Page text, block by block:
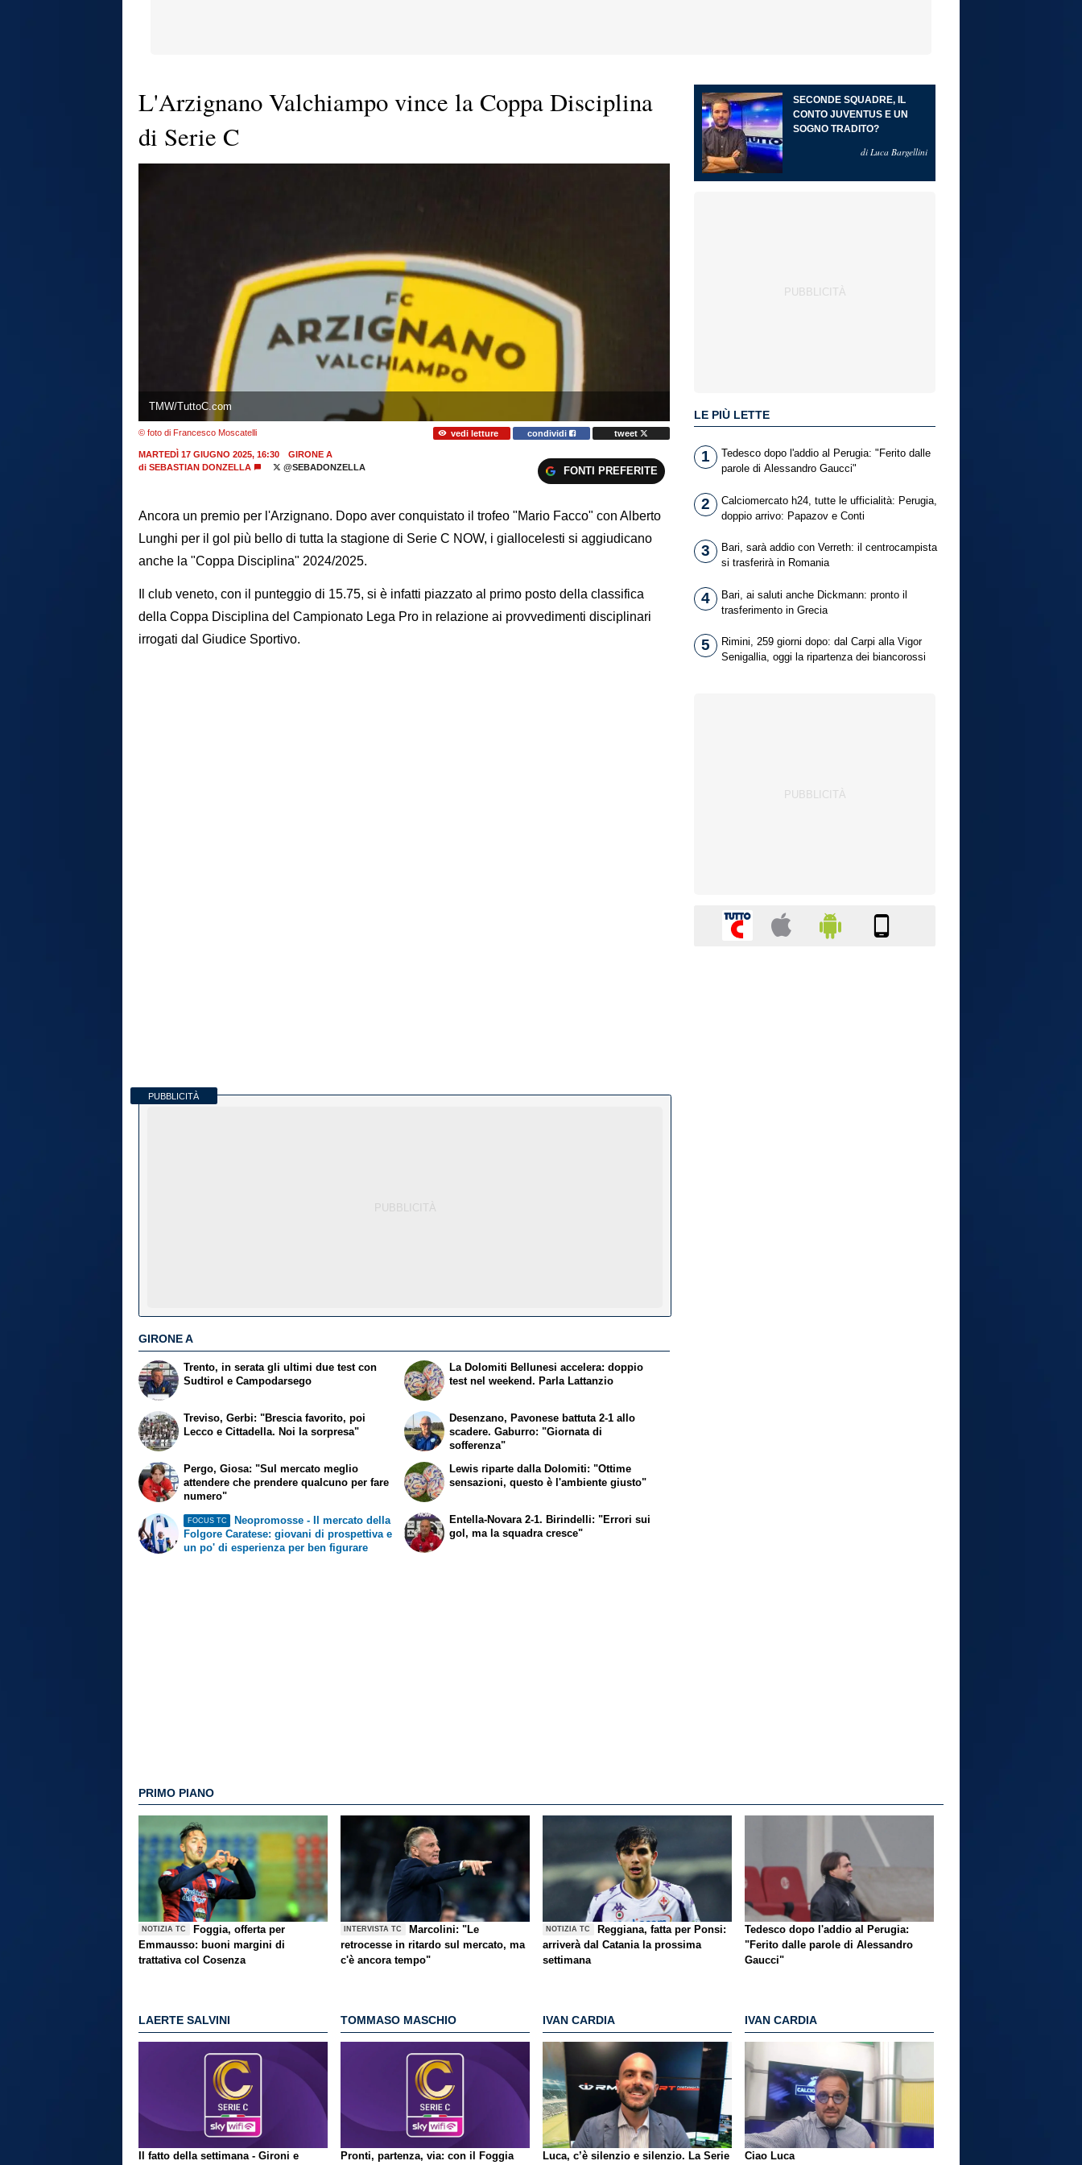
L'Arzignano Valchiampo vince la Coppa Disciplina
di Serie C
TMW/TuttoC.com
© foto di Francesco Moscatelli vedi letture condividi tweet
MARTEDÌ 17 GIUGNO 2025, 16:30
GIRONE A
di SEBASTIAN DONZELLA @SEBADONZELLA FONTI PREFERITE
Ancora un premio per l'Arzignano. Dopo aver conquistato il trofeo "Mario Facco" con Alberto
Lunghi per il gol più bello di tutta la stagione di Serie C NOW, i giallocelesti si aggiudicano
anche la "Coppa Disciplina" 2024/2025.
Il club veneto, con il punteggio di 15.75, si è infatti piazzato al primo posto della classifica
della Coppa Disciplina del Campionato Lega Pro in relazione ai provvedimenti disciplinari
irrogati dal Giudice Sportivo.
PUBBLICITÀ
GIRONE A
Trento, in serata gli ultimi due test con
Sudtirol e Campodarsego
Treviso, Gerbi: "Brescia favorito, poi
Lecco e Cittadella. Noi la sorpresa"
La Dolomiti Bellunesi accelera: doppio
test nel weekend. Parla Lattanzio
Desenzano, Pavonese battuta 2-1 allo
scadere. Gaburro: "Giornata di
sofferenza"
Pergo, Giosa: "Sul mercato meglio
attendere che prendere qualcuno per fare
numero"
FOCUS TC
Neopromosse - Il mercato della
Folgore Caratese: giovani di prospettiva e
un po' di esperienza per ben figurare
Lewis riparte dalla Dolomiti: "Ottime
sensazioni, questo è l'ambiente giusto"
Entella-Novara 2-1. Birindelli: "Errori sui
gol, ma la squadra cresce"
SECONDE SQUADRE, IL
CONTO JUVENTUS E UN
SOGNO TRADITO?
di Luca Bargellini
LE PIÙ LETTE
1
Tedesco dopo l'addio al Perugia: "Ferito dalle
parole di Alessandro Gaucci"
2
Calciomercato h24, tutte le ufficialità: Perugia,
doppio arrivo: Papazov e Conti
3
Bari, sarà addio con Verreth: il centrocampista
si trasferirà in Romania
4
Bari, ai saluti anche Dickmann: pronto il
trasferimento in Grecia
5
Rimini, 259 giorni dopo: dal Carpi alla Vigor
Senigallia, oggi la ripartenza dei biancorossi
PRIMO PIANO
NOTIZIA TC
Foggia, offerta per
Emmausso: buoni margini di
trattativa col Cosenza
INTERVISTA TC
Marcolini: "Le
retrocesse in ritardo sul mercato, ma
c'è ancora tempo"
NOTIZIA TC
Reggiana, fatta per Ponsi:
arriverà dal Catania la prossima
settimana
Tedesco dopo l'addio al Perugia:
"Ferito dalle parole di Alessandro
Gaucci"
LAERTE SALVINI
Il fatto della settimana - Gironi e
TOMMASO MASCHIO
Pronti, partenza, via: con il Foggia
IVAN CARDIA
Luca, c’è silenzio e silenzio. La Serie
IVAN CARDIA
Ciao Luca